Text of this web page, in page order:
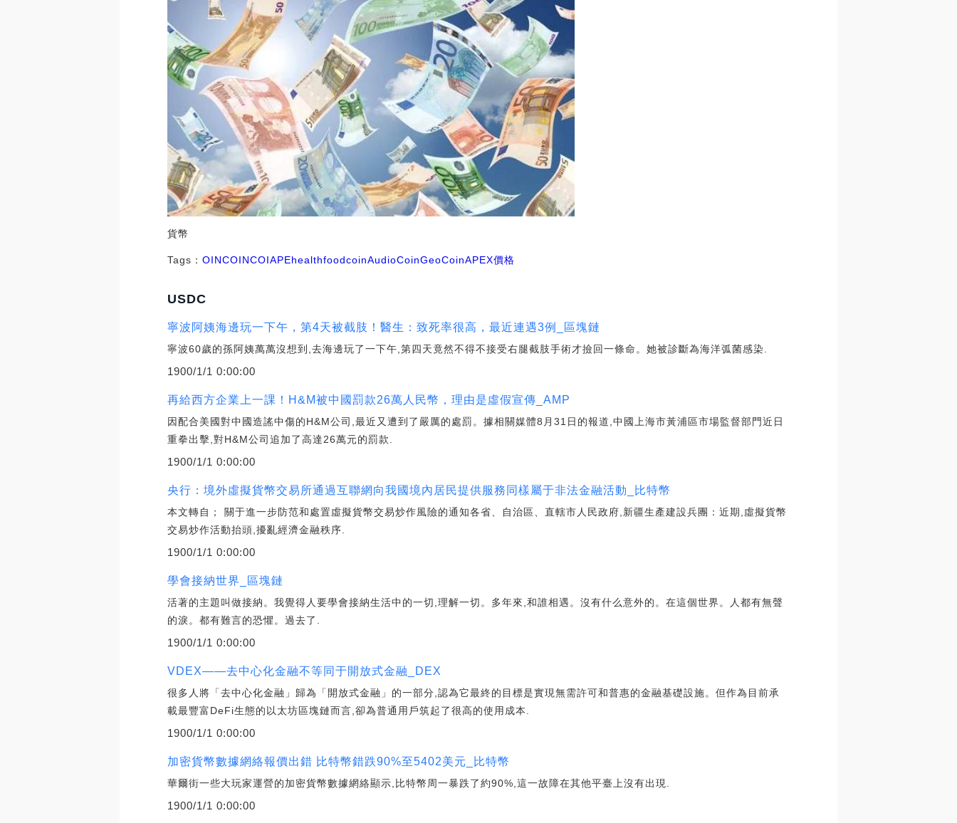
貨幣
Tags：OINCOINCOIAPEhealthfoodcoinAudioCoinGeoCoinAPEX價格
USDC
寧波阿姨海邊玩一下午，第4天被截肢！醫生：致死率很高，最近連遇3例_區塊鏈
寧波60歲的孫阿姨萬萬沒想到,去海邊玩了一下午,第四天竟然不得不接受右腿截肢手術才撿回一條命。她被診斷為海洋弧菌感染.
1900/1/1 0:00:00
再給西方企業上一課！H&M被中國罰款26萬人民幣，理由是虛假宣傳_AMP
因配合美國對中國造謠中傷的H&M公司,最近又遭到了嚴厲的處罰。據相關媒體8月31日的報道,中國上海市黃浦區市場監督部門近日
重拳出擊,對H&M公司追加了高達26萬元的罰款.
1900/1/1 0:00:00
央行：境外虛擬貨幣交易所通過互聯網向我國境內居民提供服務同樣屬于非法金融活動_比特幣
本文轉自； 關于進一步防范和處置虛擬貨幣交易炒作風險的通知各省、自治區、直轄市人民政府,新疆生產建設兵團：近期,虛擬貨幣
交易炒作活動抬頭,擾亂經濟金融秩序.
1900/1/1 0:00:00
學會接納世界_區塊鏈
活著的主題叫做接納。我覺得人要學會接納生活中的一切,理解一切。多年來,和誰相遇。沒有什么意外的。在這個世界。人都有無聲
的淚。都有難言的恐懼。過去了.
1900/1/1 0:00:00
VDEX——去中心化金融不等同于開放式金融_DEX
很多人將「去中心化金融」歸為「開放式金融」的一部分,認為它最終的目標是實現無需許可和普惠的金融基礎設施。但作為目前承
載最豐富DeFi生態的以太坊區塊鏈而言,卻為普通用戶筑起了很高的使用成本.
1900/1/1 0:00:00
加密貨幣數據網絡報價出錯 比特幣錯跌90%至5402美元_比特幣
華爾街一些大玩家運營的加密貨幣數據網絡顯示,比特幣周一暴跌了約90%,這一故障在其他平臺上沒有出現.
1900/1/1 0:00:00